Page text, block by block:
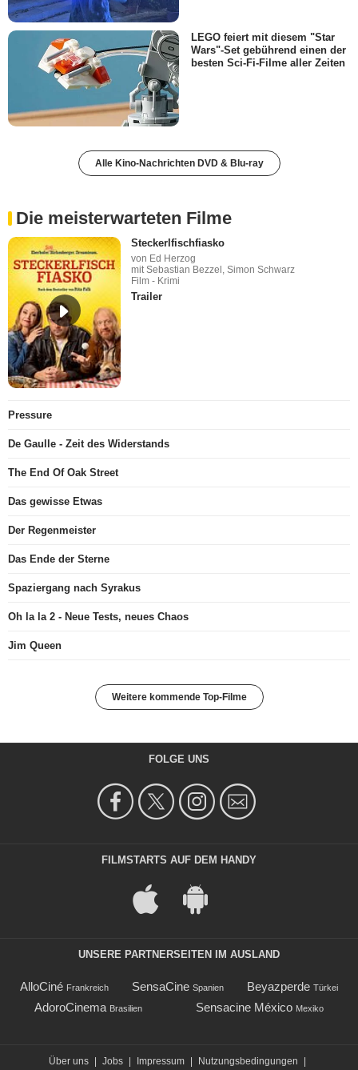
LEGO feiert mit diesem "Star
Wars"-Set gebührend einen der
besten Sci-Fi-Filme aller Zeiten
Alle Kino-Nachrichten DVD & Blu-ray
Die meisterwarteten Filme
Steckerlfischfiasko
von Ed Herzog
mit Sebastian Bezzel, Simon Schwarz
Film - Krimi
Trailer
Pressure
De Gaulle - Zeit des Widerstands
The End Of Oak Street
Das gewisse Etwas
Der Regenmeister
Das Ende der Sterne
Spaziergang nach Syrakus
Oh la la 2 - Neue Tests, neues Chaos
Jim Queen
Weitere kommende Top-Filme
FOLGE UNS
FILMSTARTS AUF DEM HANDY
UNSERE PARTNERSEITEN IM AUSLAND
AlloCiné Frankreich SensaCine Spanien Beyazperde Türkei
AdoroCinema Brasilien Sensacine México Mexiko
Über uns | Jobs | Impressum | Nutzungsbedingungen |